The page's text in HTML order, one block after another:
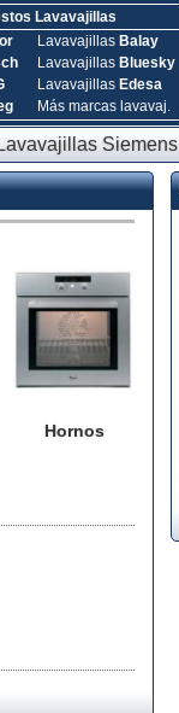
Lavavajillas
Lavavajillas Balay
Lavavajillas Bluesky
Lavavajillas Edesa
Más marcas lavavaj.
Siemens
Hornos